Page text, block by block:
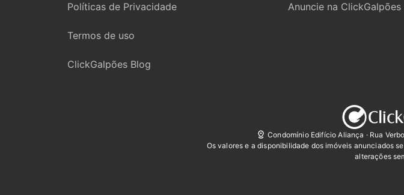
Políticas de Privacidade
Termos de uso
ClickGalpões Blog
Anuncie na ClickGalpões
Condomínio Edifício Aliança · Rua
Os valores e a disponibilidade dos imóveis anunciados
alterações